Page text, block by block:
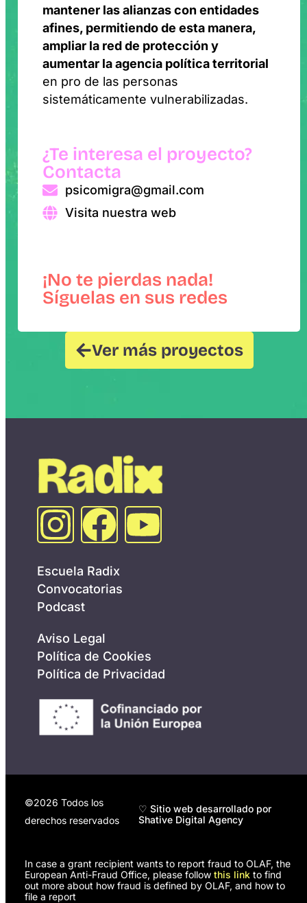
mantener las alianzas con entidades
afines, permitiendo de esta manera,
ampliar la red de protección y
aumentar la agencia política territorial
en pro de las personas
sistemáticamente vulnerabilizadas.
¿Te interesa el proyecto?
Contacta
psicomigra@gmail.com
Visita nuestra web
¡No te pierdas nada!
Síguelas en sus redes
Ver más proyectos
Escuela Radix
Convocatorias
Podcast
Aviso Legal
Política de Cookies
Política de Privacidad
©2026 Todos los
derechos reservados
♡ Sitio web desarrollado por
Shative Digital Agency
In case a grant recipient wants to report fraud to OLAF, the
European Anti-Fraud Office, please follow this link to find
out more about how fraud is defined by OLAF, and how to
file a report